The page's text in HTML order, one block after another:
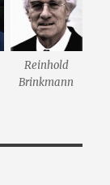
Reinhold
Brinkmann